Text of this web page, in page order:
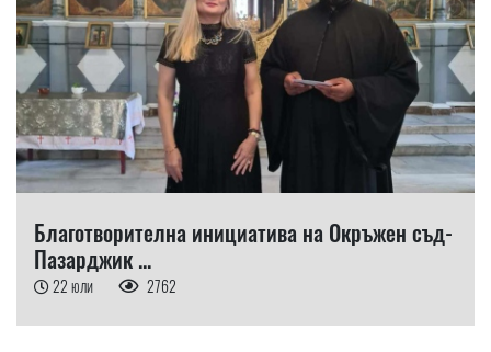
Благотворителна инициатива на Окръжен съд-
Пазарджик ...
22 юли 2762